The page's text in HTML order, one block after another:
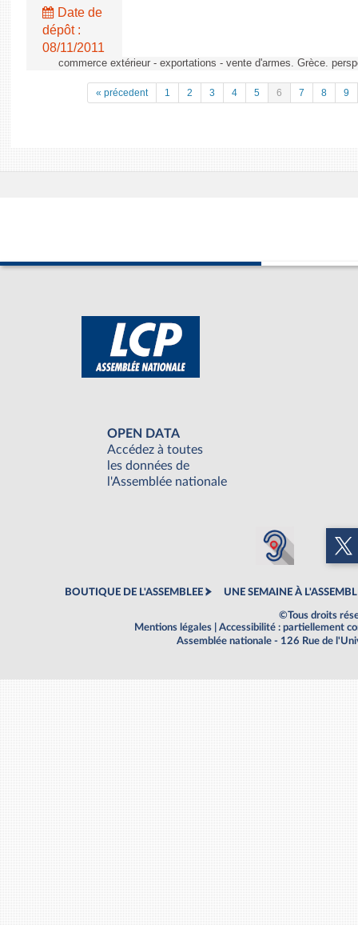
Date de
dépôt :
08/11/2011
commerce extérieur - exportations - vente d'armes. Grèce.
« précedent 1 2 3 4 5 6 7 8 9
OPEN DATA
Accédez à toutes
les données de
l'Assemblée nationale
BOUTIQUE DE L'ASSEMBLEE UNE SEMAINE À
©Tous droits
Mentions légales
Accessibilité : partiellement
Assemblée nationale - 126 Rue de